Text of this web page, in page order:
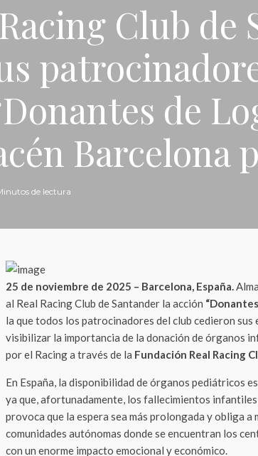
Club de
de
Barcelona
de lectura
25 de noviembre de 2025 – Barcelona, España.
al Real Racing Club de Santander la acción
la que todos los patrocinadores del club cedieron sus
visibilizar la importancia de la donación de órganos
por el Racing a través de la Fundación Real Racing
En España, la disponibilidad de órganos pediátricos
ya que, afortunadamente, los fallecimientos
provoca que la espera sea más prolongada y obliga
comunidades autónomas donde se encuentran los
con un enorme impacto emocional y económico.